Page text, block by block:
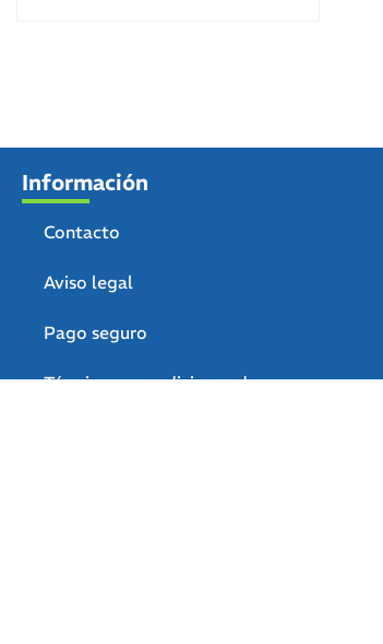
Información
Contacto
Aviso legal
Pago seguro
Términos y condiciones de uso